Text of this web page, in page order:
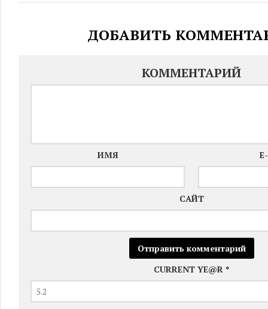
ДОБАВИТЬ
КОММЕНТАРИЙ
ИМЯ
САЙТ
CURRENT YE@R *